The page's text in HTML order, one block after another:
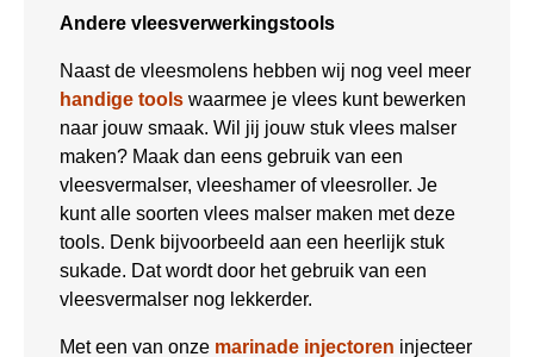
Andere vleesverwerkingstools
Naast de vleesmolens hebben wij nog veel meer
handige tools waarmee je vlees kunt bewerken
naar jouw smaak. Wil jij jouw stuk vlees malser
maken? Maak dan eens gebruik van een
vleesvermalser, vleeshamer of vleesroller. Je
kunt alle soorten vlees malser maken met deze
tools. Denk bijvoorbeeld aan een heerlijk stuk
sukade. Dat wordt door het gebruik van een
vleesvermalser nog lekkerder.
Met een van onze marinade injectoren injecteer